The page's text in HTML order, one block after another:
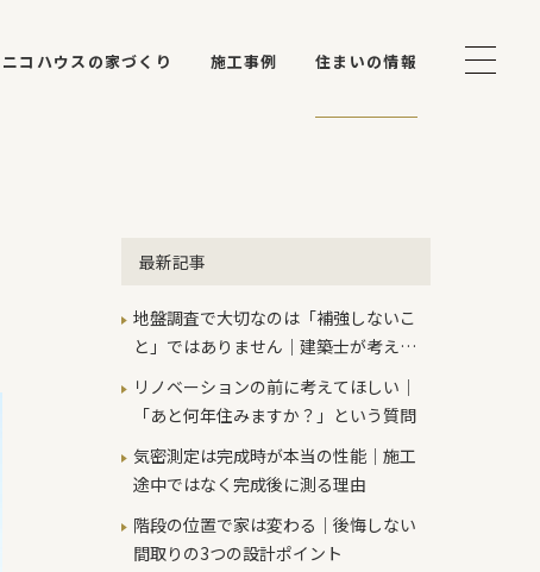
ニコハウスの家づくり 施工事例 住まいの情報
最新記事
地盤調査で大切なのは「補強しないこ
と」ではありません｜建築士が考える
本当の判断基準
リノベーションの前に考えてほしい｜
「あと何年住みますか？」という質問
気密測定は完成時が本当の性能｜施工
途中ではなく完成後に測る理由
階段の位置で家は変わる｜後悔しない
間取りの3つの設計ポイント